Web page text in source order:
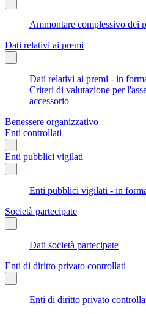
Ammontare complessivo dei
Dati relativi ai premi
Dati relativi ai premi - in
Criteri di valutazione per
accessorio
Benessere organizzativo
Enti controllati
Enti pubblici vigilati
Enti pubblici vigilati - in
Società partecipate
Dati società partecipate
Enti di diritto privato controllati
Enti di diritto privato